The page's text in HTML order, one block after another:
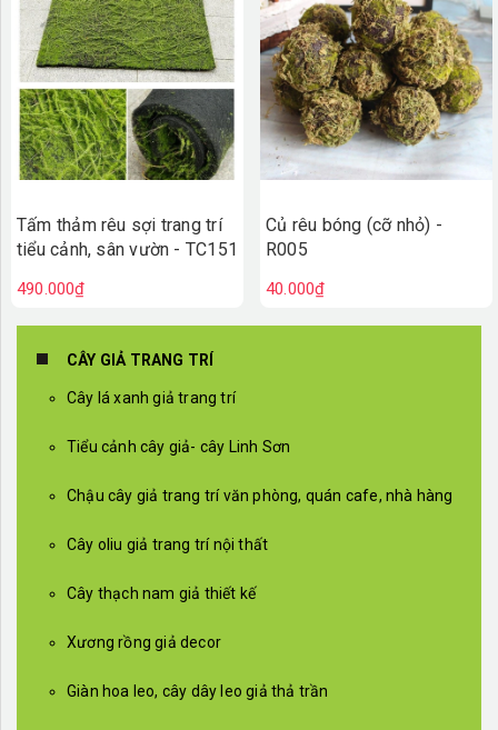
Tấm thảm rêu sợi trang trí
tiểu cảnh, sân vườn - TC151
490.000₫
Củ rêu bóng (cỡ nhỏ) -
R005
40.000₫
CÂY GIẢ TRANG TRÍ
Cây lá xanh giả trang trí
Tiểu cảnh cây giả- cây Linh Sơn
Chậu cây giả trang trí văn phòng, quán cafe, nhà hàng
Cây oliu giả trang trí nội thất
Cây thạch nam giả thiết kế
Xương rồng giả decor
Giàn hoa leo, cây dây leo giả thả trần